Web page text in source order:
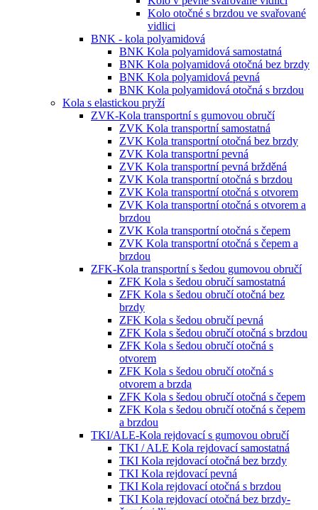
Kolo otočné s brzdou ve svařované
vidlici
BNK - kola polyamidová
BNK Kola polyamidová samostatná
BNK Kola polyamidová otočná bez brzdy
BNK Kola polyamidová pevná
BNK Kola polyamidová otočná s brzdou
Kola s elastickou pryží
ZVK-Kola transportní s gumovou obručí
ZVK Kola transportní samostatná
ZVK Kola transportní otočná bez brzdy
ZVK Kola transportní pevná
ZVK Kola transportní pevná bržděná
ZVK Kola transportní otočná s brzdou
ZVK Kola transportní otočná s otvorem
ZVK Kola transportní otočná s otvorem a
brzdou
ZVK Kola transportní otočná s čepem
ZVK Kola transportní otočná s čepem a
brzdou
ZFK-Kola transportní s šedou gumovou obručí
ZFK Kola s šedou obručí samostatná
ZFK Kola s šedou obručí otočná bez
brzdy
ZFK Kola s šedou obručí pevná
ZFK Kola s šedou obručí otočná s brzdou
ZFK Kola s šedou obručí otočná s
otvorem
ZFK Kola s šedou obručí otočná s
otvorem a brzda
ZFK Kola s šedou obručí otočná s čepem
ZFK Kola s šedou obručí otočná s čepem
a brzdou
TKI/ALE-Kola rejdovací s gumovou obručí
TKI / ALE Kola rejdovací samostatná
TKI Kola rejdovací otočná bez brzdy
TKI Kola rejdovací pevná
TKI Kola rejdovací otočná s brzdou
TKI Kola rejdovací otočná bez brzdy-